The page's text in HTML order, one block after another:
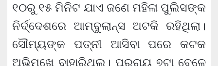
୧୦ରୁ ୧୫ ମିନିଟ ଯାଏ ଜଣେ ମହିଳା ପୁଲିସଙ୍କ
ନିର୍ଦ୍ଦେଶରେ ଆମ୍ବୁଲାନ୍ସ ଅଟକି ରହିଥିଲା।
ସୌମ୍ୟଙ୍କ ପତ୍ନୀ ଆସିବା ପରେ କଟକ
ଅଭିମୁଖେ ବାହାରିଥିଲୁ। ପ୍ର୍ରାୟ ୭ଟା ବେଳେ